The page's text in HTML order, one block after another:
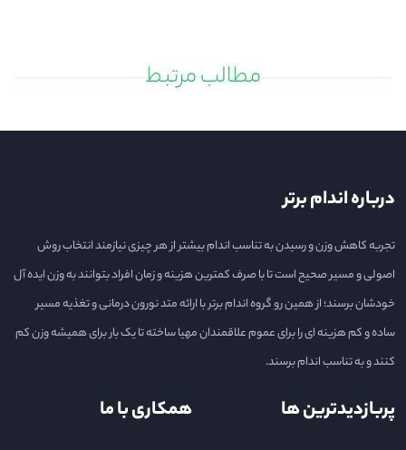
مطالب مرتبط
درباره اندام برتر
تجربه کاهش وزن و رسیدن به تناسب اندام بیشتر از هر چیزی نیازمند انتخاب روش
اصولی و مسیر صحیح است تا با صرف کمترین هزینه و زمان افراد بتوانند به وزن ایده آل
خودشان برسند؛ از همین رو گروه اندام برتر با ارائه متد نورون درمانی و تغذیه مسیر
ساده و کم هزینه ای را برای عموم علاقمندان مهیا ساخته تا یک بار برای همیشه وزن کم
کنند و به تناسب اندام برسند.
پربازدیدترین ها همکاری با ما